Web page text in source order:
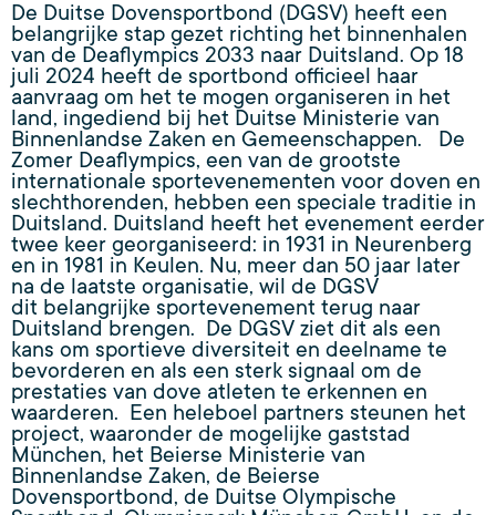
De Duitse Dovensportbond (DGSV) heeft een
belangrijke stap gezet richting het binnenhalen
van de Deaflympics 2033 naar Duitsland. Op 18
juli 2024 heeft de sportbond officieel haar
aanvraag om het te mogen organiseren in het
land, ingediend bij het Duitse Ministerie van
Binnenlandse Zaken en Gemeenschappen. De
Zomer Deaflympics, een van de grootste
internationale sportevenementen voor doven en
slechthorenden, hebben een speciale traditie in
Duitsland. Duitsland heeft het evenement eerder
twee keer georganiseerd: in 1931 in Neurenberg
en in 1981 in Keulen. Nu, meer dan 50 jaar later
na de laatste organisatie, wil de DGSV
dit belangrijke sportevenement terug naar
Duitsland brengen. De DGSV ziet dit als een
kans om sportieve diversiteit en deelname te
bevorderen en als een sterk signaal om de
prestaties van dove atleten te erkennen en
waarderen. Een heleboel partners steunen het
project, waaronder de mogelijke gaststad
München, het Beierse Ministerie van
Binnenlandse Zaken, de Beierse
Dovensportbond, de Duitse Olympische